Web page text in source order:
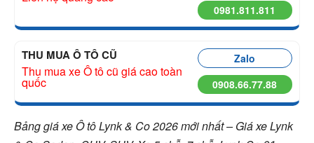
0981.811.811
THU MUA Ô TÔ CŨ
Thu mua xe Ô tô cũ giá cao toàn
quốc
Zalo
0908.66.77.88
Bảng giá xe Ô tô Lynk & Co 2026 mới nhất – Giá xe Lynk